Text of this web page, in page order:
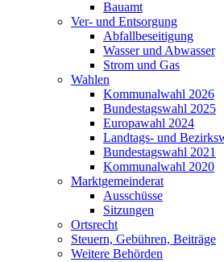
Bauamt
Ver- und Entsorgung
Abfallbeseitigung
Wasser und Abwasser
Strom und Gas
Wahlen
Kommunalwahl 2026
Bundestagswahl 2025
Europawahl 2024
Landtags- und
Bundestagswahl 2021
Kommunalwahl 2020
Marktgemeinderat
Ausschüsse
Sitzungen
Ortsrecht
Steuern, Gebühren, Beiträge
Weitere Behörden